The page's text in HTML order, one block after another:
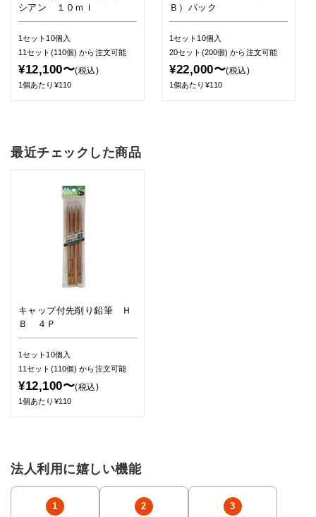
シアン １０ｍｌ
1セット10個入
11セット(110個)から注文可能
¥12,100〜(税込)
1個あたり¥110
Ｂ）パック
1セット10個入
20セット(200個)から注文可能
¥22,000〜(税込)
1個あたり¥110
最近チェックした商品
キャップ付先削り鉛筆 Ｈ
Ｂ ４Ｐ
1セット10個入
11セット(110個)から注文可能
¥12,100〜(税込)
1個あたり¥110
法人利用に嬉しい機能